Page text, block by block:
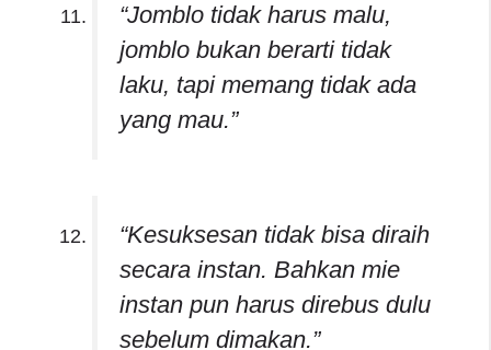
“Jomblo tidak harus malu,
jomblo bukan berarti tidak
laku, tapi memang tidak ada
yang mau.”
“Kesuksesan tidak bisa diraih
secara instan. Bahkan mie
instan pun harus direbus dulu
sebelum dimakan.”